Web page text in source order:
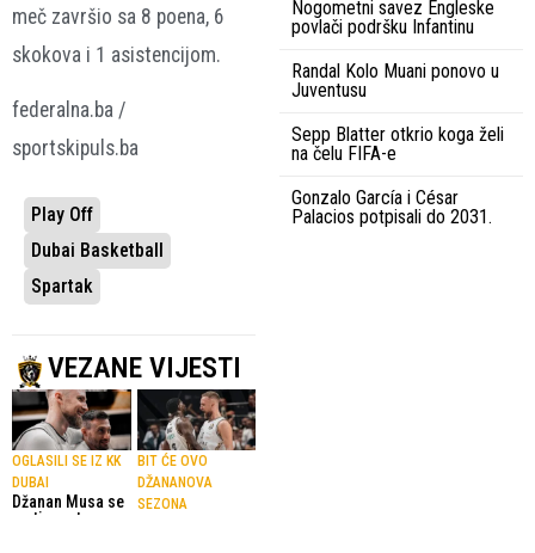
meč završio sa 8 poena, 6
skokova i 1 asistencijom.
federalna.ba /
sportskipuls.ba
Play Off
Dubai Basketball
Spartak
VEZANE VIJESTI
OGLASILI SE IZ KK
DUBAI
Džanan Musa se
vratio na teren
BIT ĆE OVO
DŽANANOVA
SEZONA
Nogometni savez Engleske
povlači podršku Infantinu
Randal Kolo Muani ponovo u
Juventusu
Sepp Blatter otkrio koga želi
na čelu FIFA-e
Gonzalo García i César
Palacios potpisali do 2031.